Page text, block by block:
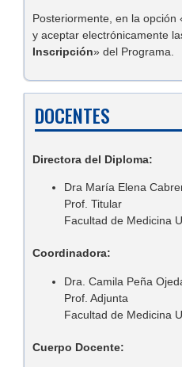
Posteriormente, en la opción
y aceptar electrónicamente
Inscripción» del Programa.
DOCENTES
Directora del Diploma:
Dra María Elena
Prof. Titular
Facultad de Medicina
Coordinadora:
Dra. Camila Peña
Prof. Adjunta
Facultad de Medicina
Cuerpo Docente: